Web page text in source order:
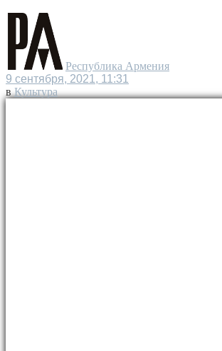
Республика Армения
9 сентября, 2021, 11:31
в Культура